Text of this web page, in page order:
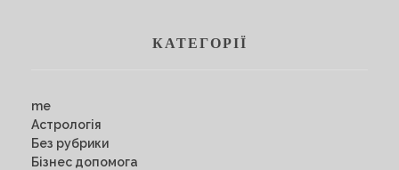
КАТЕГОРІЇ
me
Астрологія
Без рубрики
Бізнес допомога